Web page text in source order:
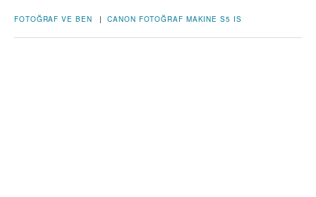
FOTOĞRAF VE BEN |CANON FOTOĞRAF MAKINE S5 IS